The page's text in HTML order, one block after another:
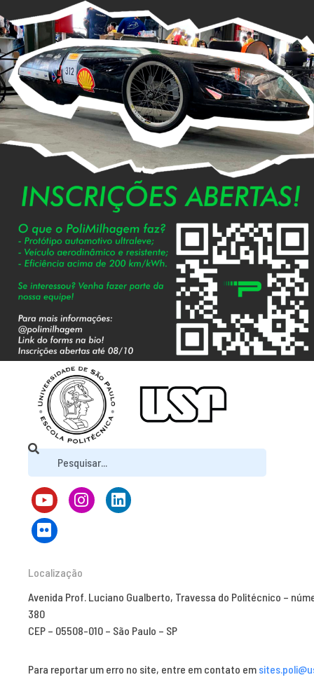
Localização
Avenida Prof. Luciano Gualberto, Travessa do Politécnico –
380
CEP – 05508-010 – São Paulo – SP
Para reportar um erro no site, entre em contato em